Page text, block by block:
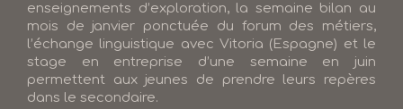
enseignements d’exploration, la semaine bilan au
mois de janvier ponctuée du forum des métiers,
l’échange linguistique avec Vitoria (Espagne) et le
stage en entreprise d’une semaine en juin
permettent aux jeunes de prendre leurs repères
dans le secondaire.